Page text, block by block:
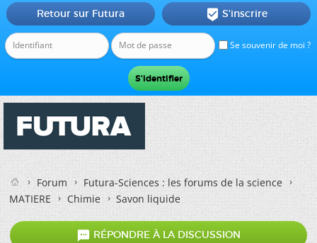
Se souvenir de moi ?
Retour sur Futura  S'inscrire
Forum
Futura-Sciences : les forums de la science
MATIERE
Chimie Savon liquide
 RÉPONDRE À LA DISCUSSION